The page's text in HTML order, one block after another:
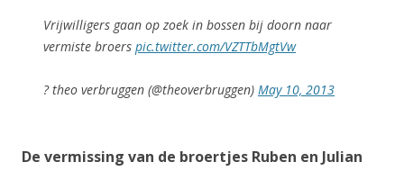
Vrijwilligers gaan op zoek in bossen bij doorn naar
vermiste broers pic.twitter.com/VZTTbMgtVw
? theo verbruggen (@theoverbruggen) May 10, 2013
De vermissing van de broertjes Ruben en Julian